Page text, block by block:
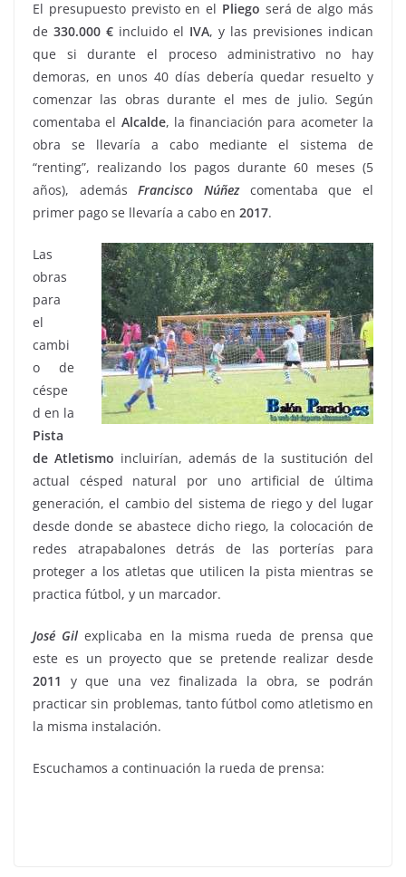
El presupuesto previsto en el Pliego será de algo más
de 330.000 € incluido el IVA, y las previsiones indican
que si durante el proceso administrativo no hay
demoras, en unos 40 días debería quedar resuelto y
comenzar las obras durante el mes de julio. Según
comentaba el Alcalde, la financiación para acometer la
obra se llevaría a cabo mediante el sistema de
“renting”, realizando los pagos durante 60 meses (5
años), ademásFrancisco Núñezcomentaba que el
primer pago se llevaría a cabo en 2017.
Las
obras
para
el
cambi
o de
céspe
d en la
Pista
de Atletismo incluirían, además de la sustitución del
actual césped natural por uno artificial de última
generación, el cambio del sistema de riego y del lugar
desde donde se abastece dicho riego, la colocación de
redes atrapabalones detrás de las porterías para
proteger a los atletas que utilicen la pista mientras se
practica fútbol, y un marcador.
José Gil explicaba en la misma rueda de prensa que
este es un proyecto que se pretende realizar desde
2011
y que una vez finalizada la obra, se podrán
practicar sin problemas, tanto fútbol como atletismo en
la misma instalación.
Escuchamos a continuación la rueda de prensa: